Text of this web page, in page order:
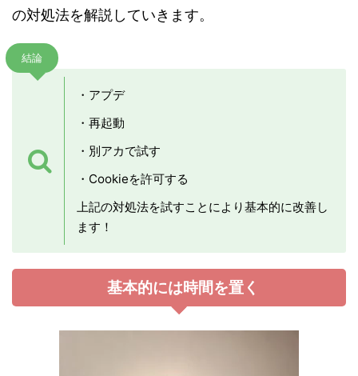
の対処法を解説していきます。
結論
・アプデ
・再起動
・別アカで試す
・Cookieを許可する
上記の対処法を試すことにより基本的に改善し
ます！
基本的には時間を置く